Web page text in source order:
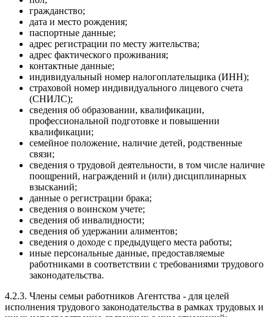
гражданство;
дата и место рождения;
паспортные данные;
адрес регистрации по месту жительства;
адрес фактического проживания;
контактные данные;
индивидуальный номер налогоплательщика (ИНН);
страховой номер индивидуального лицевого счета
(СНИЛС);
сведения об образовании, квалификации,
профессиональной подготовке и повышении
квалификации;
семейное положение, наличие детей, родственные
связи;
сведения о трудовой деятельности, в том числе наличие
поощрений, награждений и (или) дисциплинарных
взысканий;
данные о регистрации брака;
сведения о воинском учете;
сведения об инвалидности;
сведения об удержании алиментов;
сведения о доходе с предыдущего места работы;
иные персональные данные, предоставляемые
работниками в соответствии с требованиями трудового
законодательства.
4.2.3. Члены семьи работников Агентства - для целей
исполнения трудового законодательства в рамках трудовых и